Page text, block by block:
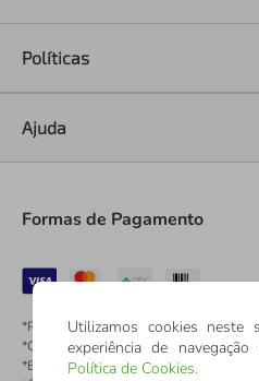
Políticas
Ajuda
Formas de Pagamento
*Pontos dos Cartões Sicredi
*Cartões Sicredi
*Boleto exclusivo para associados PJ
Utilizamos cookies neste
experiência de
Política de Cookies.